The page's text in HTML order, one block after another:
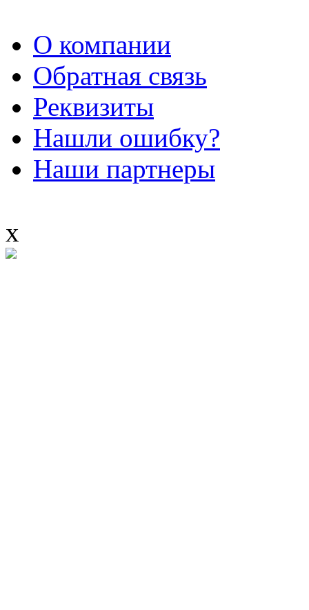
О компании
Обратная связь
Реквизиты
Нашли ошибку?
Наши партнеры
x